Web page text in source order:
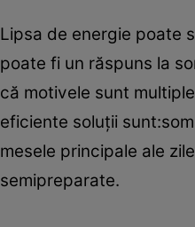
Lipsa de energie poate
poate fi un răspuns la
că motivele sunt
eficiente soluţii
mesele principale ale
semipreparate.